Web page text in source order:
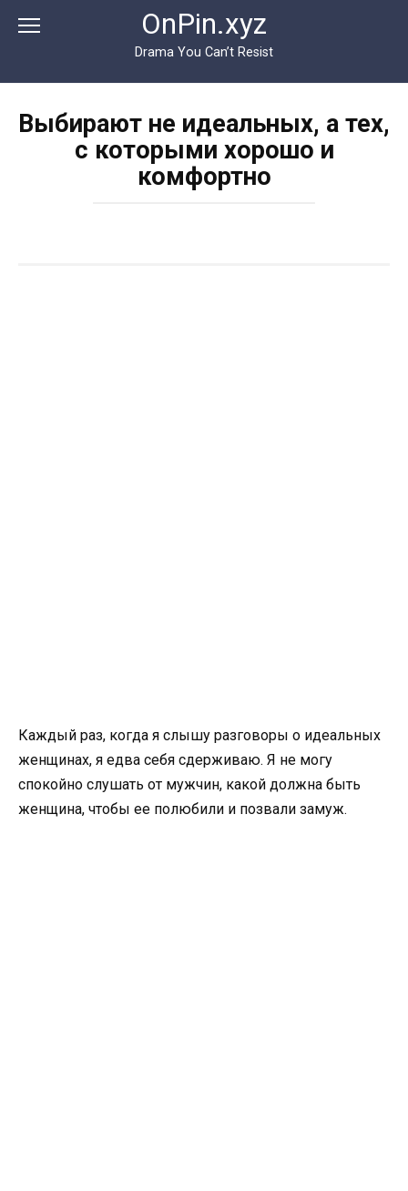
OnPin.xyz
Drama You Can’t Resist
Выбирают не идеальных, а тех,
с которыми хорошо и
комфортно
Каждый раз, когда я слышу разговоры о идеальных
женщинах, я едва себя сдерживаю. Я не могу
спокойно слушать от мужчин, какой должна быть
женщина, чтобы ее полюбили и позвали замуж.